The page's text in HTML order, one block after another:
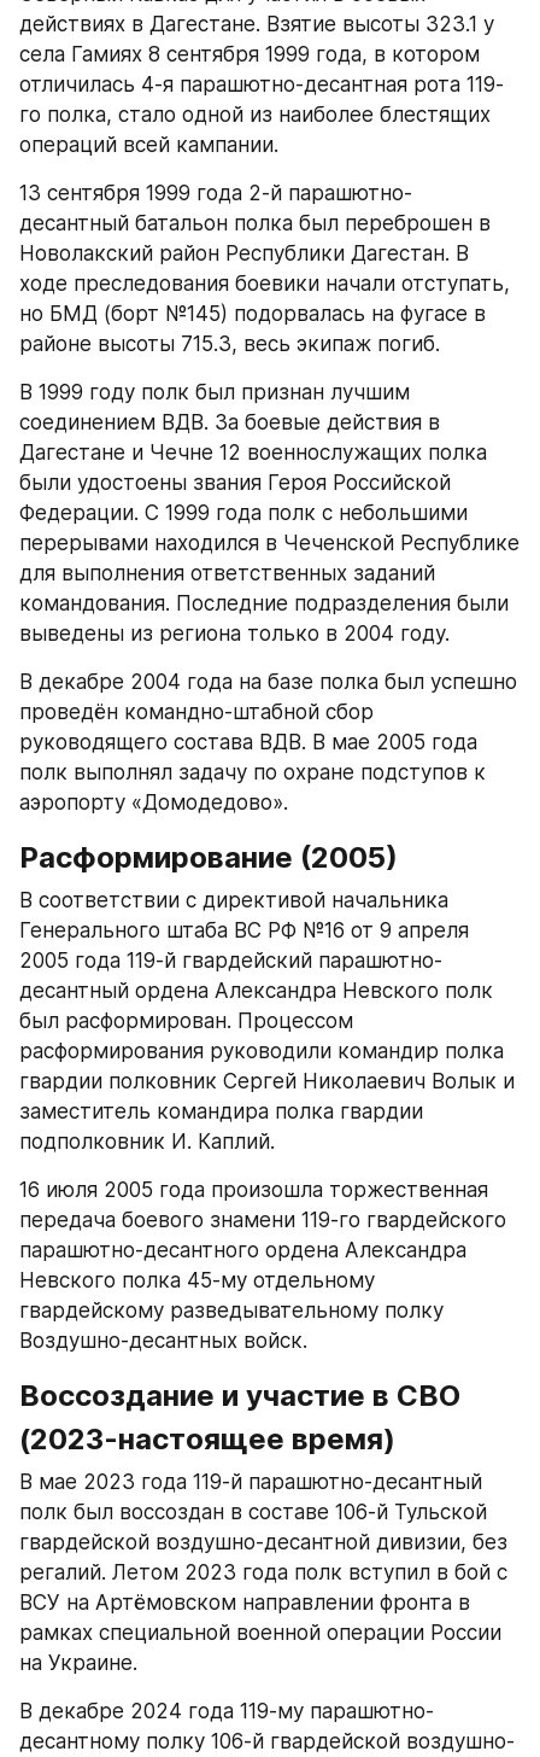
действиях в Дагестане. Взятие высоты 323.1 у
села Гамиях 8 сентября 1999 года, в котором
отличилась 4-я парашютно-десантная рота 119-
го полка, стало одной из наиболее блестящих
операций всей кампании.​
13 сентября 1999 года 2-й парашютно-
десантный батальон полка был переброшен в
Новолакский район Республики Дагестан. В
ходе преследования боевики начали отступать,
но БМД (борт №145) подорвалась на фугасе в
районе высоты 715.3, весь экипаж погиб.​
В 1999 году полк был признан лучшим
соединением ВДВ. За боевые действия в
Дагестане и Чечне 12 военнослужащих полка
были удостоены звания Героя Российской
Федерации. С 1999 года полк с небольшими
перерывами находился в Чеченской Республике
для выполнения ответственных заданий
командования. Последние подразделения были
выведены из региона только в 2004 году.​
В декабре 2004 года на базе полка был успешно
проведён командно-штабной сбор
руководящего состава ВДВ. В мае 2005 года
полк выполнял задачу по охране подступов к
аэропорту «Домодедово».​
Расформирование (2005)
В соответствии с директивой начальника
Генерального штаба ВС РФ №16 от 9 апреля
2005 года 119-й гвардейский парашютно-
десантный ордена Александра Невского полк
был расформирован. Процессом
расформирования руководили командир полка
гвардии полковник Сергей Николаевич Волык и
заместитель командира полка гвардии
подполковник И. Каплий.​
16 июля 2005 года произошла торжественная
передача боевого знамени 119-го гвардейского
парашютно-десантного ордена Александра
Невского полка 45-му отдельному
гвардейскому разведывательному полку
Воздушно-десантных войск.​
Воссоздание и участие в СВО
(2023-настоящее время)
В мае 2023 года 119-й парашютно-десантный
полк был воссоздан в составе 106-й Тульской
гвардейской воздушно-десантной дивизии, без
регалий. Летом 2023 года полк вступил в бой с
ВСУ на Артёмовском направлении фронта в
рамках специальной военной операции России
на Украине.​
В декабре 2024 года 119-му парашютно-
десантному полку 106-й гвардейской воздушно-